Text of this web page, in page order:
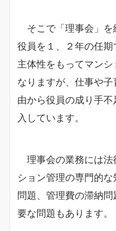
そこで「理事会」を
役員を１、２年の任
主体性をもってマン
なりますが、仕事や
由から役員の成り手
入しています。
理事会の業務には法
ション管理の専門的
問題、管理費の滞納
要な問題もあります。